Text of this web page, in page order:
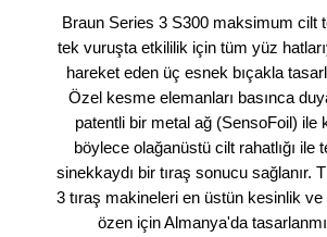
Braun Series 3 S300 maksimum cilt
tek vuruşta etkililik için tüm yüz
hareket eden üç esnek bıçakla
Özel kesme elemanları basınca
patentli bir metal ağ (SensoFoil) ile
böylece olağanüstü cilt rahatlığı ile
sinekkaydı bir tıraş sonucu sağlanır.
3 tıraş makineleri en üstün kesinlik ve
özen için Almanya'da